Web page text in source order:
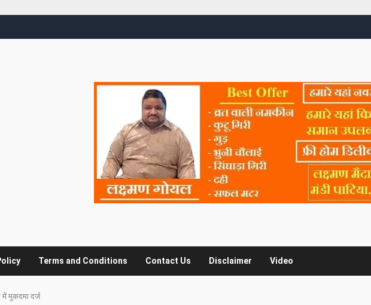
Terms and Conditions Contact Us Disclaimer Video
में मुकदमा दर्ज